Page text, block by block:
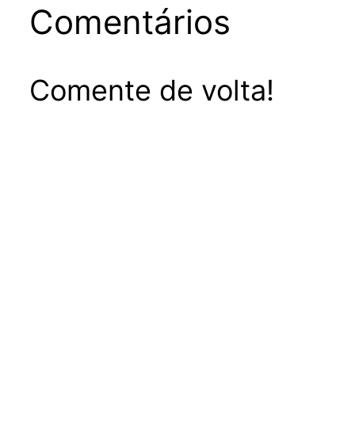
Comentários
Comente de volta!